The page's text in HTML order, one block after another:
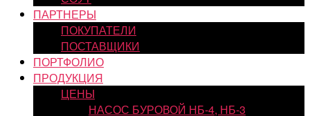
ПАРТНЕРЫ
ПОКУПАТЕЛИ
ПОСТАВЩИКИ
ПОРТФОЛИО
ПРОДУКЦИЯ
ЦЕНЫ
НАСОС БУРОВОЙ НБ-4, НБ-3